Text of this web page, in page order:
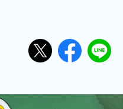
アす
ェア
くる